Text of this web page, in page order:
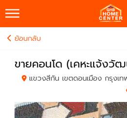
ย้อนกลับ
ขายคอนโด (เคหะแจ้งวั
แขวงสีกัน เขตดอนเมือง กรุงเท